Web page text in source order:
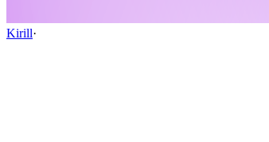
Kirill·